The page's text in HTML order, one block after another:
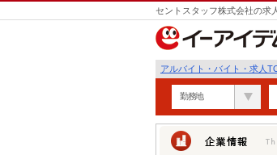
セントスタッフ株式会社の求
アルバイト・バイト・求人
勤務地